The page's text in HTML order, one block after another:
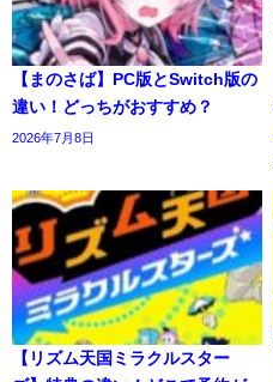
【まのさば】PC版とSwitch版の
違い！どっちがおすすめ？
2026年7月8日
【リズム天国ミラクルスター